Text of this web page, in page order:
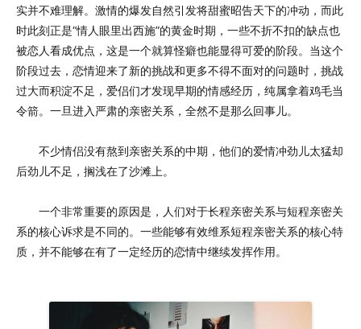
实并不难理解。激情的爆发自然引发将甜蜜昭告天下的冲动，而此
时此刻正是“情人眼里出西施”的黄金时期，一些不折不扣的缺点也
被恋人看成优点，这是一个就算怪癖也能显得可爱的阶段。当这个
阶段过去，恋情迎来了新的挑战和更多不得不面对的问题时，挑战
过大而积淀不足，爱侣们才发现早期的情感经历，纯属拿着鸡毛当
令箭。一旦进入严肃的亲密关系，全然不是那么回事儿。
不少情侣没有熬到亲密关系的中期，他们的爱情冲劲儿太猛却
后劲儿不足，搁浅在了沙滩上。
一个非常重要的原因是，人们对于长程亲密关系与短程亲密关
系的核心诉求是不同的。一些能够有效维系短程亲密关系的核心特
质，并不能够在有了一定经历的恋情中继续发挥作用。